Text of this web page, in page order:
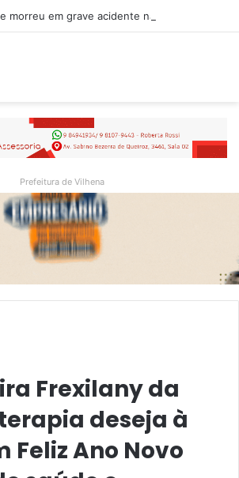
Prefeitura de Vilhena
Frexilany da
deseja à
Feliz Ano Novo